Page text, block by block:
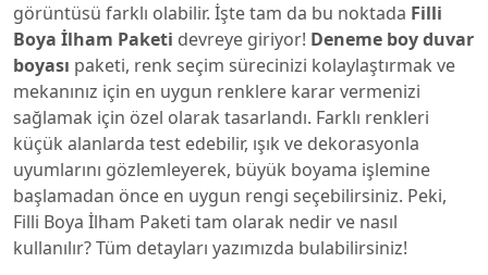
görüntüsü farklı olabilir. İşte tam da bu noktada Filli
Boya İlham Paketi devreye giriyor! Deneme boy duvar
boyası paketi, renk seçim sürecinizi kolaylaştırmak ve
mekanınız için en uygun renklere karar vermenizi
sağlamak için özel olarak tasarlandı. Farklı renkleri
küçük alanlarda test edebilir, ışık ve dekorasyonla
uyumlarını gözlemleyerek, büyük boyama işlemine
başlamadan önce en uygun rengi seçebilirsiniz. Peki,
Filli Boya İlham Paketi tam olarak nedir ve nasıl
kullanılır? Tüm detayları yazımızda bulabilirsiniz!